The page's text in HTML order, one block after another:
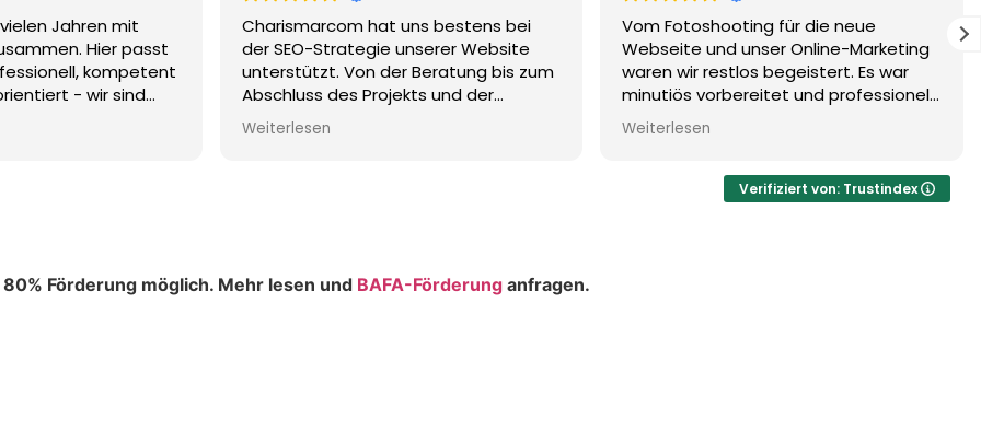
uns bestens bei
unserer Website
Beratung bis zum
und der
wir rundum
Vom Fotoshooting für die neue
Webseite und unser Online-Marketing
waren wir restlos begeistert. Es war
minutiös vorbereitet und professionell
durchgeführt. Besonders positiv
aufgefallen sind die Liebe fürs Detail,
Weiterlesen
Liebes Charismarcom-Team,
Wir sind rundum zufrieden mit unserer
Webseite und der - falls wir mal ein
Anliegen haben - stets super
schnellen Reaktion und Problemlösung.
Wir fühlen uns bei Ihnen sehr gut
Weiterlesen
Verifiziert von: Trustindex
Förderung möglich. Mehr lesen und BAFA-Förderung anfragen.